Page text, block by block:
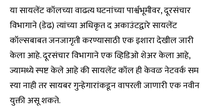
या सायलेंट कॉलच्या वाढत्य घटनांच्या पार्श्वभूमीवर, दूरसंचार
विभागाने (डेढ) त्यांच्या अधिकृत द अकाउंटद्वारे सायलेंट
कॉल्सबाबत जनजागृती करण्यासाठी एक इशारा देखील जारी
केला आहे. दूरसंचार विभागाने एक व्हिडिओ शेअर केला आहे,
ज्यामध्ये स्पष्ट केले आहे की सायलेंट कॉल ही केवळ नेटवर्क सम
स्या नाही तर सायबर गुन्हेगारांकडून वापरली जाणारी एक नवीन
युक्ती असू शकते.